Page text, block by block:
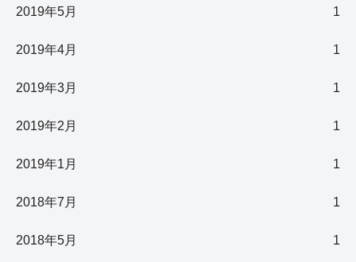
2019年5月 1
2019年4月 1
2019年3月 1
2019年2月 1
2019年1月 1
2018年7月 1
2018年5月 1